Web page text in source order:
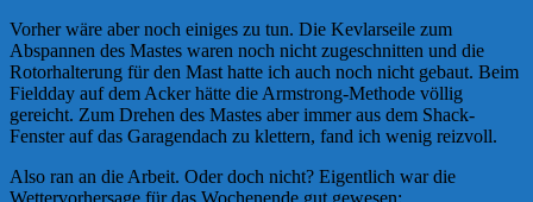
Vorher wäre aber noch einiges zu tun. Die Kevlarseile zum
Abspannen des Mastes waren noch nicht zugeschnitten und die
Rotorhalterung für den Mast hatte ich auch noch nicht gebaut. Beim
Fieldday auf dem Acker hätte die Armstrong-Methode völlig
gereicht. Zum Drehen des Mastes aber immer aus dem Shack-
Fenster auf das Garagendach zu klettern, fand ich wenig reizvoll.
Also ran an die Arbeit. Oder doch nicht? Eigentlich war die
Wettervorhersage für das Wochenende gut gewesen: